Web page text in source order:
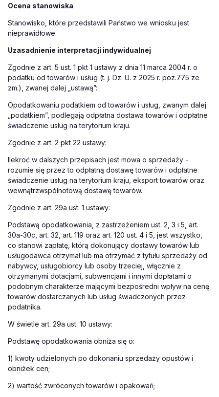
Ocena stanowiska
Stanowisko, które przedstawili Państwo we wniosku jest
nieprawidłowe.
Uzasadnienie interpretacji indywidualnej
Zgodnie z art. 5 ust. 1 pkt 1 ustawy z dnia 11 marca 2004 r. o
podatku od towarów i usług (t. j. Dz. U. z 2025 r. poz.775 ze
zm.), zwanej dalej „ustawą”:
Opodatkowaniu podatkiem od towarów i usług, zwanym dalej
„podatkiem”, podlegają odpłatna dostawa towarów i odpłatne
świadczenie usług na terytorium kraju.
Zgodnie z art. 2 pkt 22 ustawy:
Ilekroć w dalszych przepisach jest mowa o sprzedaży -
rozumie się przez to odpłatną dostawę towarów i odpłatne
świadczenie usług na terytorium kraju, eksport towarów oraz
wewnątrzwspólnotową dostawę towarów.
Zgodnie z art. 29a ust. 1 ustawy:
Podstawą opodatkowania, z zastrzeżeniem ust. 2, 3 i 5, art.
30a-30c, art. 32, art. 119 oraz art. 120 ust. 4 i 5, jest wszystko,
co stanowi zapłatę, którą dokonujący dostawy towarów lub
usługodawca otrzymał lub ma otrzymać z tytułu sprzedaży od
nabywcy, usługobiorcy lub osoby trzeciej, włącznie z
otrzymanymi dotacjami, subwencjami i innymi dopłatami o
podobnym charakterze mającymi bezpośredni wpływ na cenę
towarów dostarczanych lub usług świadczonych przez
podatnika.
W świetle art. 29a ust. 10 ustawy:
Podstawę opodatkowania obniża się o:
1) kwoty udzielonych po dokonaniu sprzedaży opustów i
obniżek cen;
2) wartość zwróconych towarów i opakowań;